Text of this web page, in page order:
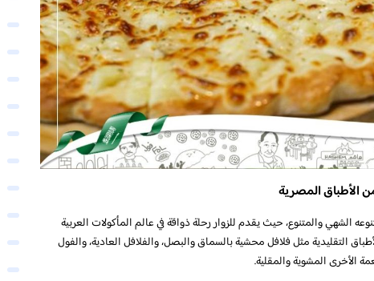
الأطباق المصرية
الشهي والمتنوع، حيث يقدم للزوار رحلة ذواقة في عالم المأكولات العربية
التقليدية مثل فلافل محشية بالسماق والبصل، والفلافل العادية، والفول
الأخرى المشوية والمقلية.